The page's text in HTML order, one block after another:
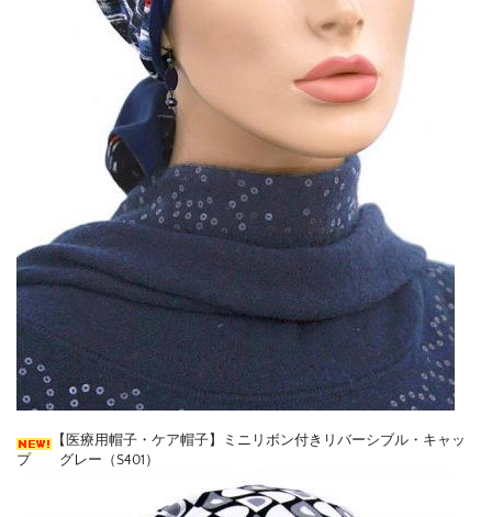
【医療用帽子・ケア帽子】ミニリボン付きリバーシブル・キャッ
プ グレー（S401）